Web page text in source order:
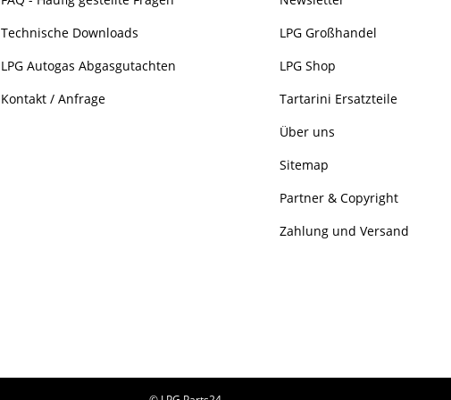
Technische Downloads
LPG Autogas Abgasgutachten
Kontakt / Anfrage
LPG Großhandel
LPG Shop
Tartarini Ersatzteile
Über uns
Sitemap
Partner & Copyright
Zahlung und Versand